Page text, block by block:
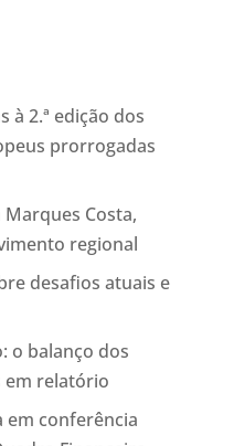
à 2.ª edição dos
prorrogadas
Costa,
regional
desafios atuais e
o balanço dos
relatório
em conferência